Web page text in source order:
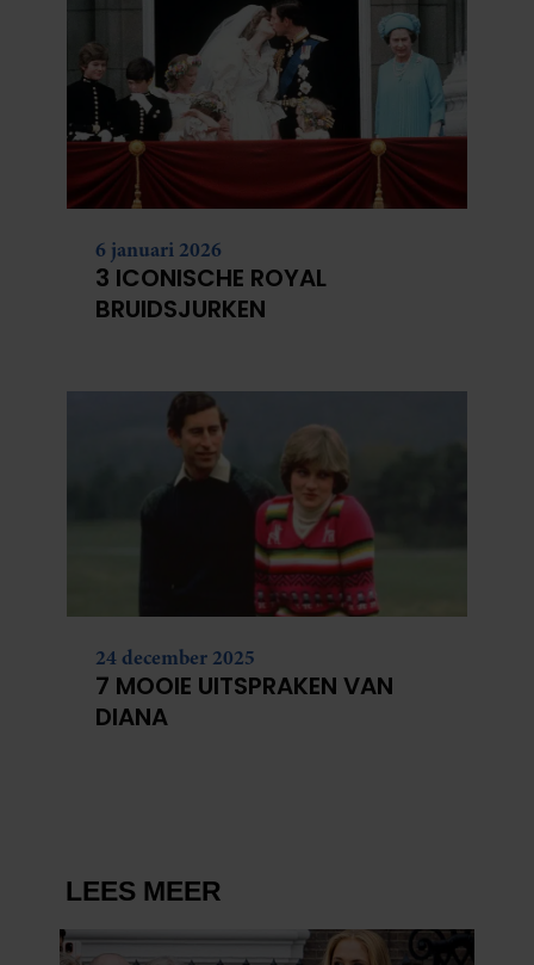
6 januari 2026
3 ICONISCHE ROYAL
BRUIDSJURKEN
24 december 2025
7 MOOIE UITSPRAKEN VAN
DIANA